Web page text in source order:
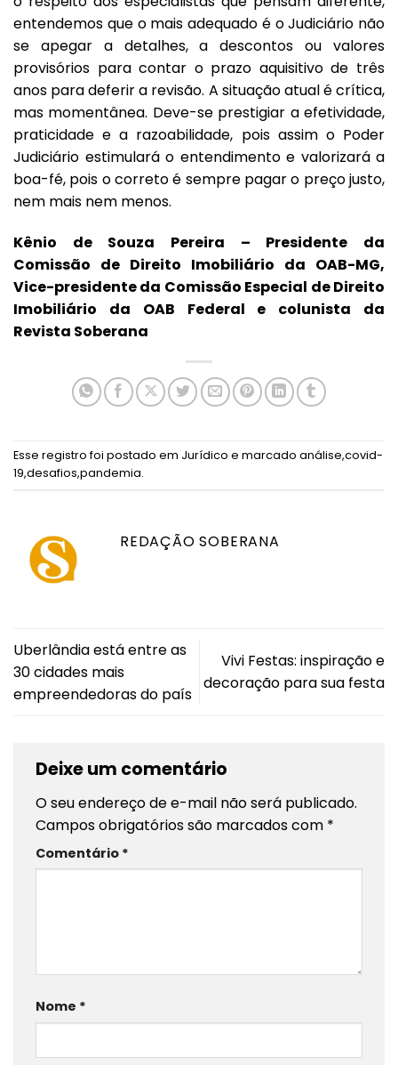
entendemos que o mais adequado é o Judiciário não
se apegar a detalhes, a descontos ou valores
provisórios para contar o prazo aquisitivo de três
anos para deferir a revisão. A situação atual é crítica,
mas momentânea. Deve-se prestigiar a efetividade,
praticidade e a razoabilidade, pois assim o Poder
Judiciário estimulará o entendimento e valorizará a
boa-fé, pois o correto é sempre pagar o preço justo,
nem mais nem menos.
Kênio de Souza Pereira – Presidente da
Comissão de Direito Imobiliário da OAB-MG,
Vice-presidente da Comissão Especial de Direito
Imobiliário da OAB Federal e colunista da
Revista Soberana
Esse registro foi postado em Jurídico e marcado análise,covid-
19,desafios,pandemia.
REDAÇÃO SOBERANA
Uberlândia está entre as
30 cidades mais
empreendedoras do país
Vivi Festas: inspiração e
decoração para sua festa
Deixe um comentário
O seu endereço de e-mail não será publicado.
Campos obrigatórios são marcados com *
Comentário *
Nome *